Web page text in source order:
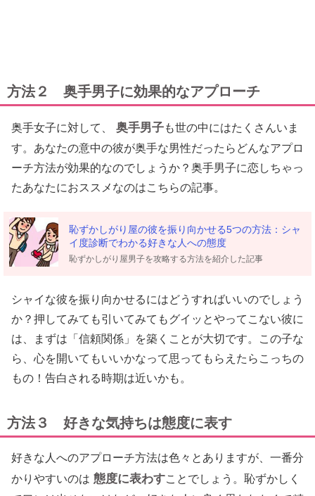
方法２ 奥手男子に効果的なアプローチ
奥手女子に対して、 奥手男子も世の中にはたくさんいま
す。あなたの意中の彼が奥手な男性だったらどんなアプロ
ーチ方法が効果的なのでしょうか？奥手男子に恋しちゃっ
たあなたにおススメなのはこちらの記事。
恥ずかしがり屋の彼を振り向かせる5つの方法：シャ
イ度診断でわかる好きな人への態度
恥ずかしがり屋男子を攻略する方法を紹介した記事
シャイな彼を振り向かせるにはどうすればいいのでしょう
か？押してみても引いてみてもグイッとやってこない彼に
は、まずは「信頼関係」を築くことが大切です。この子な
ら、心を開いてもいいかなって思ってもらえたらこっちの
もの！告白される時期は近いかも。
方法３ 好きな気持ちは態度に表す
好きな人へのアプローチ方法は色々とありますが、一番分
かりやすいのは 態度に表わすことでしょう。恥ずかしく